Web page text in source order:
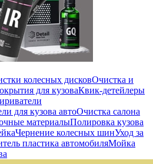
колесных дисковОчистка и
для кузоваКвик-детейлеры
для кузова автоОчистка салона
материалыПолировка кузова
Чернение колесных шинУход за
пластика автомобиляМойка